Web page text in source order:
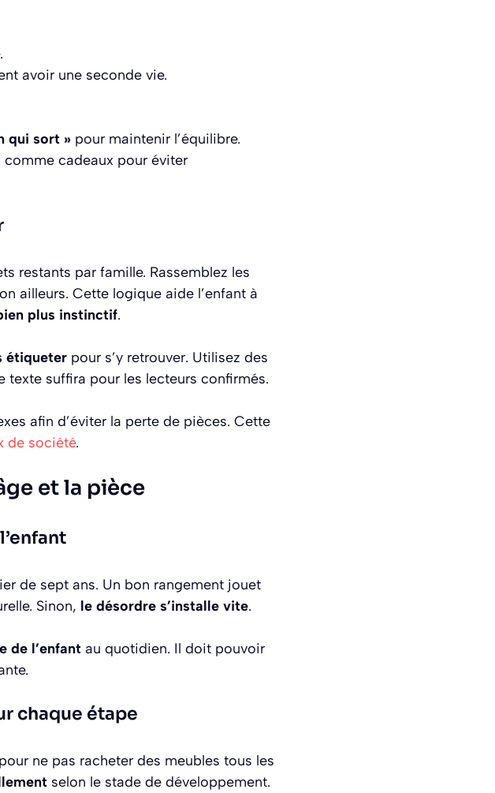
avoir une seconde vie.
qui sort » pour maintenir l’équilibre.
comme cadeaux pour éviter
restants par famille. Rassemblez les
ailleurs. Cette logique aide l’enfant à
plus instinctif.
étiqueter pour s’y retrouver. Utilisez des
suffira pour les lecteurs confirmés.
afin d’éviter la perte de pièces. Cette
de société.
et la pièce
de sept ans. Un bon rangement jouet
Sinon, le désordre s’installe vite.
de l’enfant au quotidien. Il doit pouvoir
chaque étape
ne pas racheter des meubles tous les
selon le stade de développement.